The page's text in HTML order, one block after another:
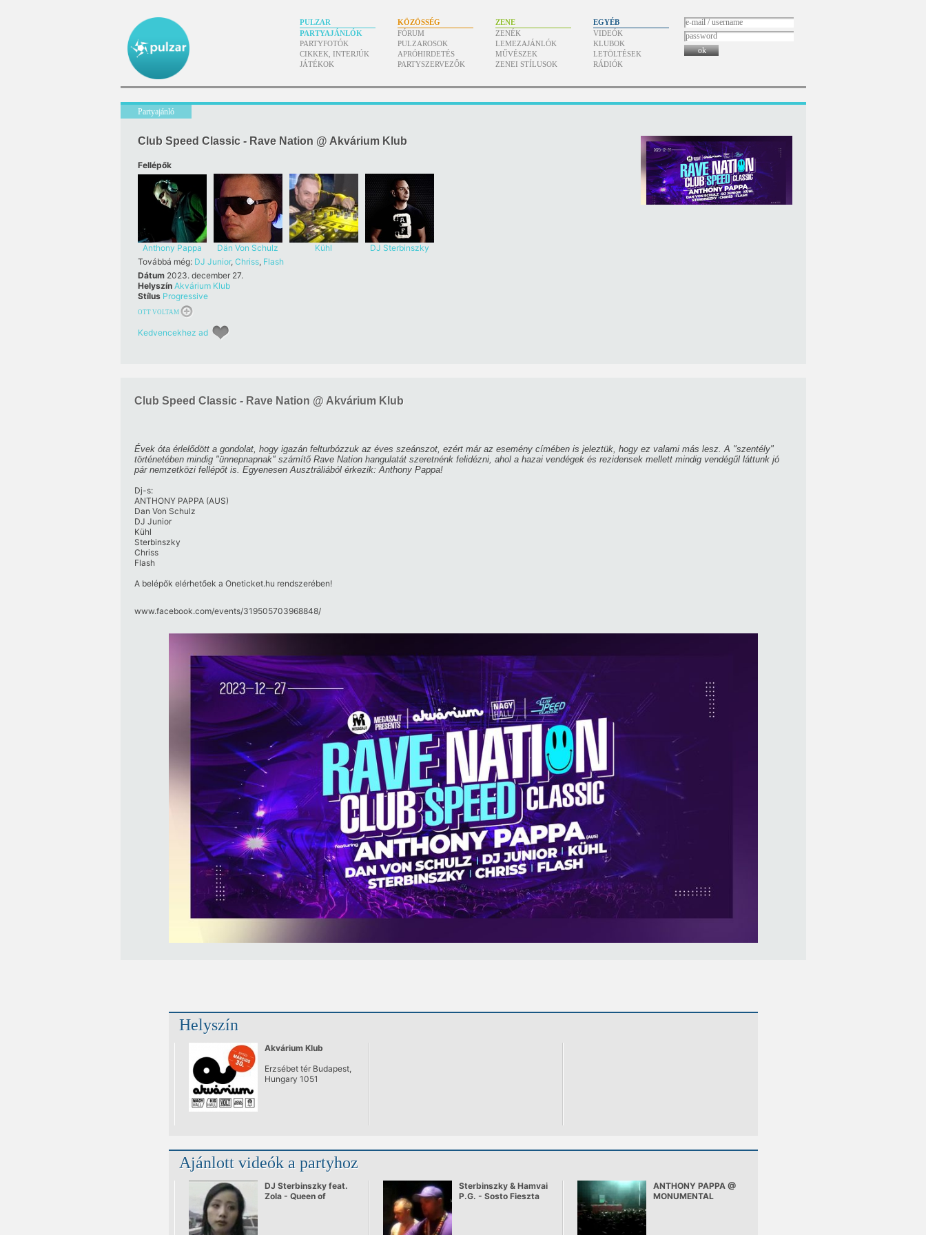
PULZAR
PARTYAJÁNLÓK
PARTYFOTÓK
CIKKEK, INTERJÚK
JÁTÉKOK
KÖZÖSSÉG
FÓRUM
PULZAROSOK
APRÓHIRDETÉS
PARTYSZERVEZŐK
ZENE
ZENÉK
LEMEZAJÁNLÓK
MŰVÉSZEK
ZENEI STÍLUSOK
EGYÉB
VIDEÓK
KLUBOK
LETÖLTÉSEK
RÁDIÓK
ok
Partyajánló
Club Speed Classic - Rave Nation @ Akvárium Klub
Fellépők
Anthony Pappa Dän Von Schulz Kühl
DJ Sterbinszky
Továbbá még: DJ Junior, Chriss, Flash
Dátum 2023. december 27.
Helyszín Akvárium Klub
Stílus Progressive
OTT VOLTAM
Kedvencekhez ad
Club Speed Classic - Rave Nation @ Akvárium Klub
Évek óta érlelődött a gondolat, hogy igazán felturbózzuk az éves szeánszot, ezért már az esemény címében is jeleztük, hogy ez valami más lesz. A "szentély"
történetében mindig "ünnepnapnak" számítő Rave Nation hangulatát szeretnénk felidézni, ahol a hazai vendégek és rezidensek mellett mindig vendégűl láttunk jó
pár nemzetközi fellépőt is. Egyenesen Ausztráliából érkezik: Anthony Pappa!
Dj-s:
ANTHONY PAPPA (AUS)
Dan Von Schulz
DJ Junior
Kühl
Sterbinszky
Chriss
Flash
A belépők elérhetőek a Oneticket.hu rendszerében!
www.facebook.com/​events/​319505703968848/​
Helyszín
Akvárium Klub
Erzsébet tér Budapest,
Hungary 1051
Ajánlott videók a partyhoz
DJ Sterbinszky feat.
Zola - Queen of
Sterbinszky & Hamvai
P.G. - Sosto Fieszta
ANTHONY PAPPA @
MONUMENTAL